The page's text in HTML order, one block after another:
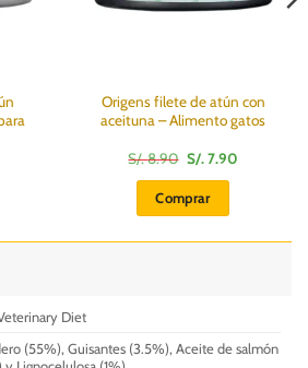
Origens filete de atún con
aceituna – Alimento gatos
S/.8.90 El
precio
original
era:
S/.
S/.7.90El
Comprar
Diet
(55%), Guisantes (3.5%), Aceite de salmón